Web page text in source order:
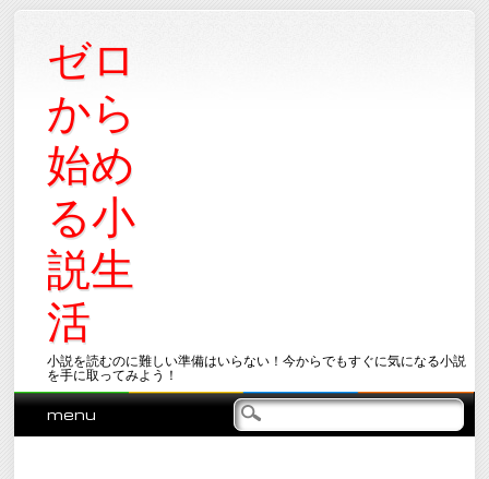
ゼロ
から
始め
る小
説生
活
小説を読むのに難しい準備はいらない！今からでもすぐに気になる小説
を手に取ってみよう！
Main menu
Skip
menu